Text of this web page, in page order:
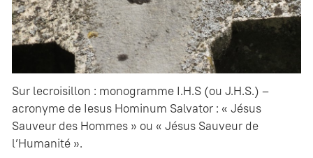
Sur lecroisillon : monogramme I.H.S (ou J.H.S.) –
acronyme de Iesus Hominum Salvator : « Jésus
Sauveur des Hommes » ou « Jésus Sauveur de
l’Humanité ».